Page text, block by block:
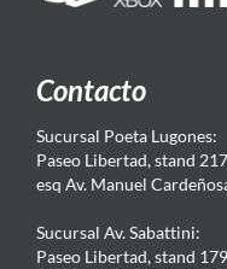
Contacto
Sucursal Poeta Lugones:
Paseo Libertad, stand
esq Av. Manuel
Sucursal Av. Sabattini:
Paseo Libertad, stand